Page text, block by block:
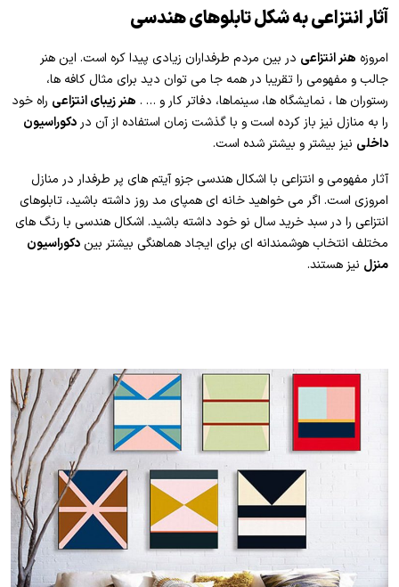
آثار انتزاعی به شکل تابلوهای هندسی
امروزه هنر انتزاعی در بین مردم طرفداران زیادی پیدا کره است. این هنر
جالب و مفهومی را تقریبا در همه جا می توان دید برای مثال کافه ها،
رستوران ها ، نمایشگاه ها، سینماها، دفاتر کار و … . هنر زیبای انتزاعی راه خود
را به منازل نیز باز کرده است و با گذشت زمان استفاده از آن در دکوراسیون
داخلی نیز بیشتر و بیشتر شده است.
آثار مفهومی و انتزاعی با اشکال هندسی جزو آیتم های پر طرفدار در منازل
امروزی است. اگر می خواهید خانه ای همپای مد روز داشته باشید، تابلوهای
انتزاعی را در سبد خرید سال نو خود داشته باشید. اشکال هندسی با رنگ های
مختلف انتخاب هوشمندانه ای برای ایجاد هماهنگی بیشتر بین دکوراسیون
منزل نیز هستند.